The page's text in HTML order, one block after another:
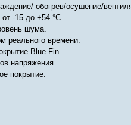
обогрев/осушение/
-15 до +54 °C.
шума.
реального времени.
Blue Fin.
напряжения.
покрытие.